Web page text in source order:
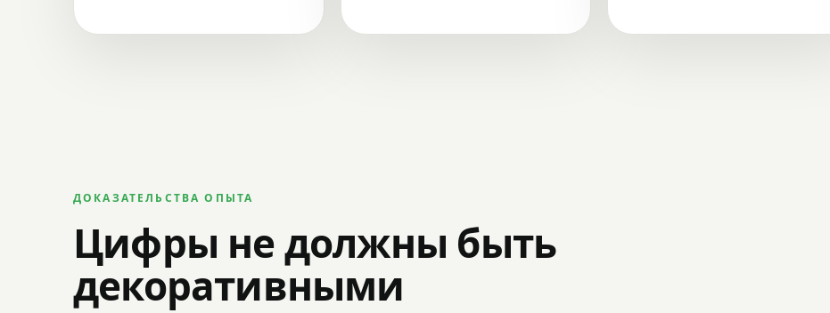
ДОКАЗАТЕЛЬСТВА ОПЫТА
Цифры не должны быть
декоративными